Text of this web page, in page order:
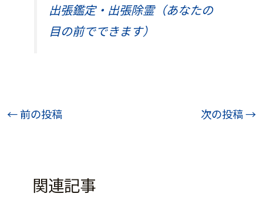
出張鑑定・出張除霊（あなたの
目の前でできます）
投
←前の投稿 次の投稿→
関連記事